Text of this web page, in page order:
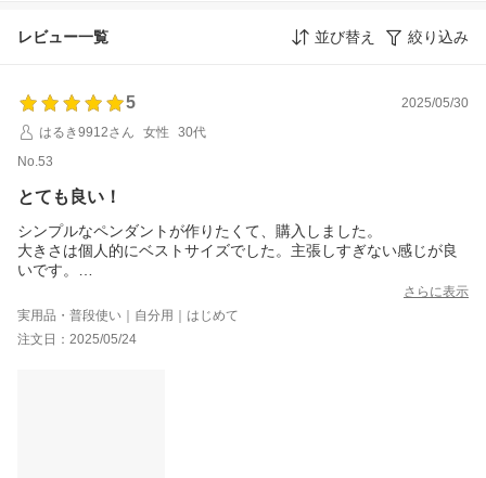
レビュー一覧 並び替え 絞り込み
5
2025/05/30
はるき9912さん
女性
30代
No.53
とても良い！
シンプルなペンダントが作りたくて、購入しました。
大きさは個人的にベストサイズでした。主張しすぎない感じが良
いです。
さらに表示
実用品・普段使い｜自分用｜はじめて
注文日：2025/05/24